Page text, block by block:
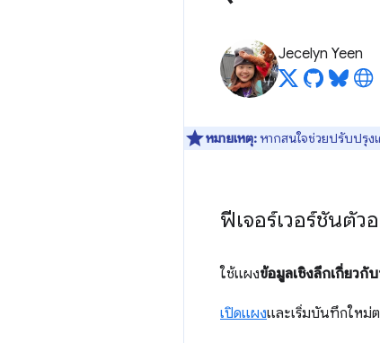
Jecelyn Yeen
หมายเหตุ: หากสนใจช่วยปรับปรุง
ฟีเจอร์เวอร์ชันตั
ใช้แผงข้อมูลเชิงลึกเกี่ยวกั
เปิดแผงและเริ่มบันทึกใหม่